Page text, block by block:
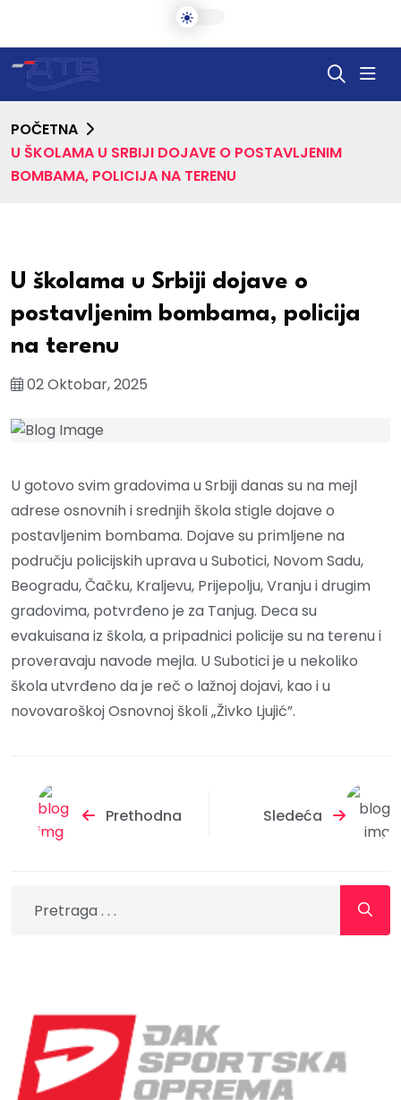
POČETNA
U ŠKOLAMA U SRBIJI DOJAVE O POSTAVLJENIM
BOMBAMA, POLICIJA NA TERENU
U školama u Srbiji dojave o
postavljenim bombama, policija
na terenu
02 Oktobar, 2025
U gotovo svim gradovima u Srbiji danas su na mejl
adrese osnovnih i srednjih škola stigle dojave o
postavljenim bombama. Dojave su primljene na
području policijskih uprava u Subotici, Novom Sadu,
Beogradu, Čačku, Kraljevu, Prijepolju, Vranju i drugim
gradovima, potvrđeno je za Tanjug. Deca su
evakuisana iz škola, a pripadnici policije su na terenu i
proveravaju navode mejla. U Subotici je u nekoliko
škola utvrđeno da je reč o lažnoj dojavi, kao i u
novovaroškoj Osnovnoj školi „Živko Ljujić”.
Prethodna Sledeća